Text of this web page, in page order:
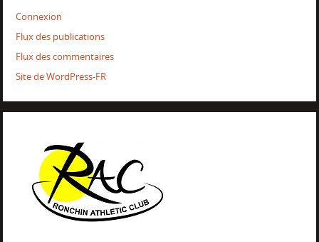
Connexion
Flux des publications
Flux des commentaires
Site de WordPress-FR